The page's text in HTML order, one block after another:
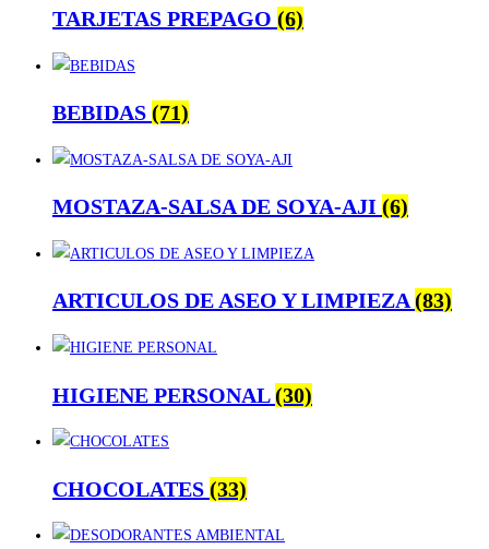
TARJETAS PREPAGO (6)
BEBIDAS (71)
MOSTAZA-SALSA DE SOYA-AJI (6)
ARTICULOS DE ASEO Y LIMPIEZA(83)
HIGIENE PERSONAL(30)
CHOCOLATES (33)